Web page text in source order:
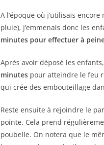
A l’époque où j’utilisais
pluie), j’emmenais donc les
minutes pour effectuer à
Après avoir déposé les
minutes pour atteindre le feu
qui crée des embouteillage
Reste ensuite à rejoindre le
pointe. Cela prend
poubelle. On notera que le